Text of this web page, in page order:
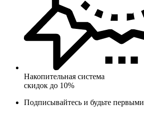
Накопительная система
скидок до 10%
Подписывайтесь и будьте первыми